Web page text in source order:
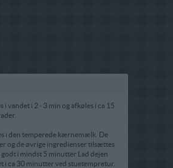
i vandet i 2 - 3 min og afkøles i ca 15
i den temperede kærnemælk. De
og de øvrige ingredienser tilsættes
i mindst 5 minutter Lad dejen
ca 30 minutter ved stuetempretur.